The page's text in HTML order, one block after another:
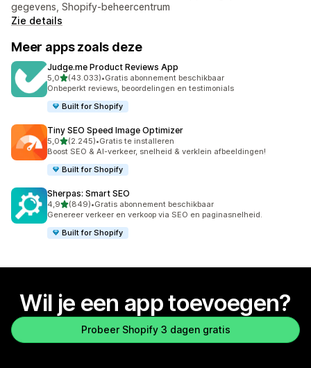
gegevens, Shopify-beheercentrum
Zie details
Meer apps zoals deze
Judge.me Product Reviews App
5,0van 5 sterren
(43.033)
43033 recensies in totaal
•Gratis abonnement beschikbaar
Onbeperkt reviews, beoordelingen en testimonials
Built for Shopify
Tiny SEO Speed Image Optimizer
5,0van 5 sterren
(2.245)
2245 recensies in totaal
•Gratis te installeren
Boost SEO & AI-verkeer, snelheid & verklein afbeeldingen!
Built for Shopify
Sherpas: Smart SEO
4,9van 5 sterren
(849)
849 recensies in totaal
•Gratis abonnement beschikbaar
Genereer verkeer en verkoop via SEO en paginasnelheid.
Built for Shopify
Wil je een app toevoegen?
Probeer Shopify 3 dagen gratis